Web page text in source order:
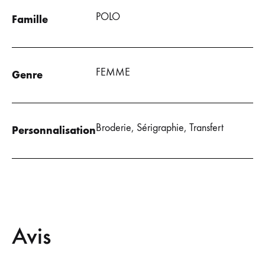
Famille POLO
Genre FEMME
PersonnalisationBroderie, Sérigraphie, Transfert
Avis